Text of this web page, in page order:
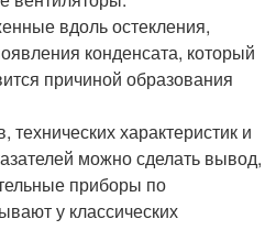
вдоль остекления,
конденсата, который
причиной образования
характеристик и
можно сделать вывод,
приборы по
у классических